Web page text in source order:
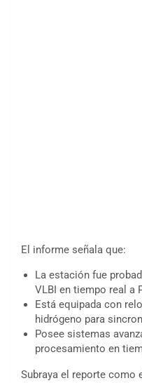
El informe señala que:
La estación fue
VLBI en tiempo real a
Está equipada con
hidrógeno para
Posee sistemas
procesamiento en
Subraya el reporte como